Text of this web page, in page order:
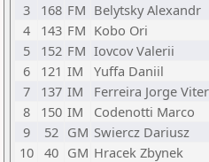
3
168 FM Belytsky Alexandr
4
143 FM Kobo Ori
5
152 FM Iovcov Valerii
6
121 IM Yuffa Daniil
7
137 IM Ferreira Jorge
8
150 IM Codenotti Marco
9
52 GM Swiercz Dariusz
10 40 GM Hracek Zbynek